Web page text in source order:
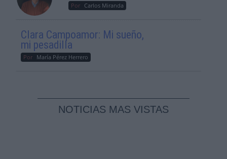
Por Carlos Miranda
Clara Campoamor: Mi sueño,
mi pesadilla
Por María Pérez Herrero
NOTICIAS MAS VISTAS